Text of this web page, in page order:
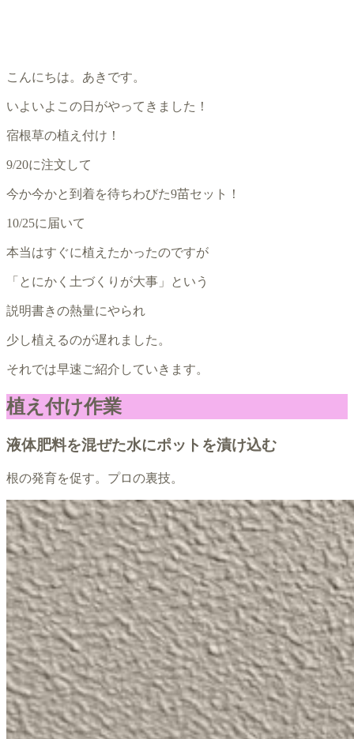
こんにちは。あきです。
いよいよこの日がやってきました！
宿根草の植え付け！
9/20に注文して
今か今かと到着を待ちわびた9苗セット！
10/25に届いて
本当はすぐに植えたかったのですが
「とにかく土づくりが大事」という
説明書きの熱量にやられ
少し植えるのが遅れました。
それでは早速ご紹介していきます。
植え付け作業
液体肥料を混ぜた水にポットを漬け込む
根の発育を促す。プロの裏技。